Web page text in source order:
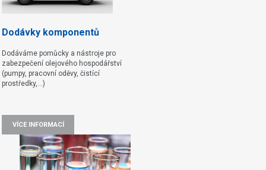
Dodávky komponentů
Dodáváme pomůcky a nástroje pro
zabezpečení olejového hospodářství
(pumpy, pracovní oděvy, čistící
prostředky,...)
VÍCE INFORMACÍ